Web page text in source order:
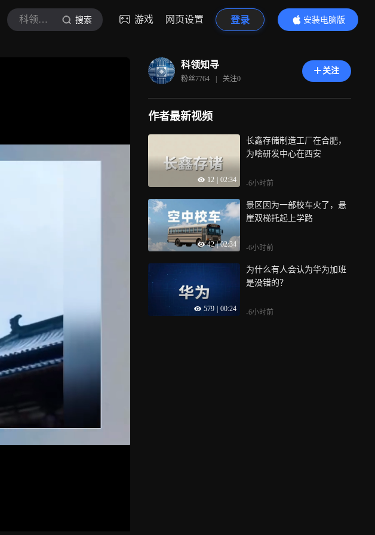
科领知寻 搜索 游戏 网页设置 登录
安装电脑版
内容更精彩
科领知寻
粉丝7764 | 关注0
关注
作者最新视频
12 02:34
长鑫存储制造工厂在合肥，
为啥研发中心在西安
-6小时前
42 | 02:34
景区因为一部校车火了，悬
崖双梯托起上学路
-6小时前
579 00:24
为什么有人会认为华为加班
是没错的？
-6小时前